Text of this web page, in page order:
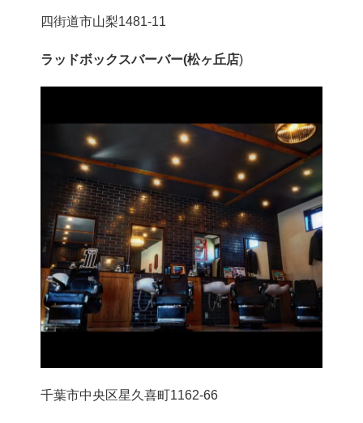
四街道市山梨1481-11
ラッドボックスバーバー(松ヶ丘店)
千葉市中央区星久喜町1162-66